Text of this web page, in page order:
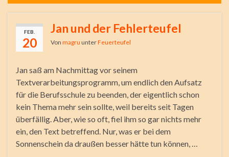
FEB.
20
Jan und der Fehlerteufel
Von magru unterFeuerteufel
Jan saß am Nachmittag vor seinem
Textverarbeitungsprogramm, um endlich den Aufsatz
für die Berufsschule zu beenden, der eigentlich schon
kein Thema mehr sein sollte, weil bereits seit Tagen
überfällig. Aber, wie so oft, fiel ihm so gar nichts mehr
ein, den Text betreffend. Nur, was er bei dem
Sonnenschein da draußen besser hätte tun können, …